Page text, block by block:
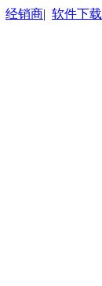
经销商| 软件下载